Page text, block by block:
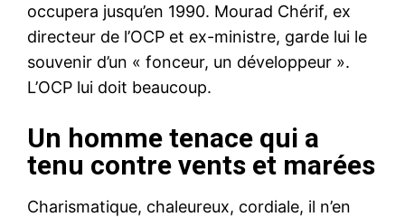
occupera jusqu’en 1990. Mourad Chérif, ex
directeur de l’OCP et ex-ministre, garde lui le
souvenir d’un « fonceur, un développeur ».
L’OCP lui doit beaucoup.
Un homme tenace qui a
tenu contre vents et marées
Charismatique, chaleureux, cordiale, il n’en